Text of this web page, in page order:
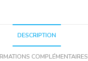
DESCRIPTION
COMPLÉMENTAIRES